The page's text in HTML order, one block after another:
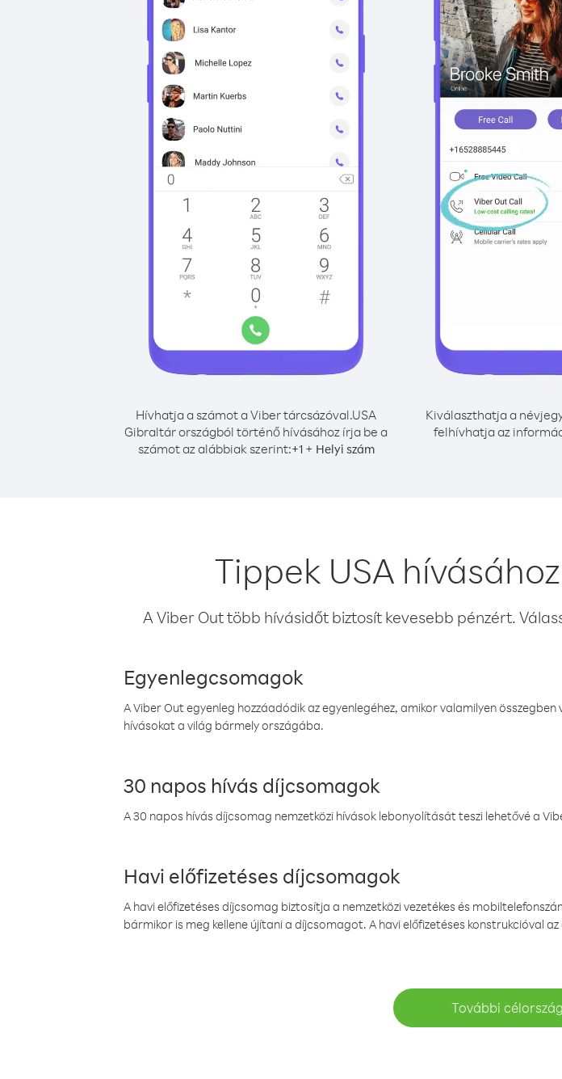
Hívhatja a számot a Viber tárcsázóval.USA
Gibraltár országból történő hívásához írja be a
számot az alábbiak szerint:+1+ Helyi szám
Kiválaszthatja a
felhívhatja az
Tippek USA
A Viber Out több hívásidőt biztosít kevesebb pénzért.
Egyenlegcsomagok
A Viber Out egyenleg hozzáadódik az egyenlegéhez, amikor valamilyen
hívásokat a világ bármely országába.
30 napos hívás díjcsomagok
A 30 napos hívás díjcsomag nemzetközi hívások lebonyolítását teszi lehetővé a
Havi előfizetéses díjcsomagok
A havi előfizetéses díjcsomag biztosítja a nemzetközi vezetékes és
bármikor is meg kellene újítani a díjcsomagot. A havi előfizetéses konstrukcióval
További